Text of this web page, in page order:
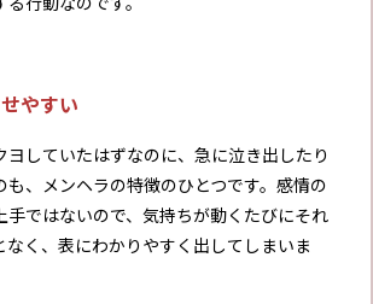
やすい
ヨしていたはずなのに、急に泣き出したり
も、メンヘラの特徴のひとつです。感情の
手ではないので、気持ちが動くたびにそれ
なく、表にわかりやすく出してしまいま